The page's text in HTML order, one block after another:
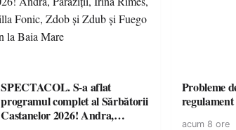
SPECTACOL. S-a aflat
programul complet al Sărbătorii
Castanelor 2026! Andra,
Probleme
regulament
acum 8 ore